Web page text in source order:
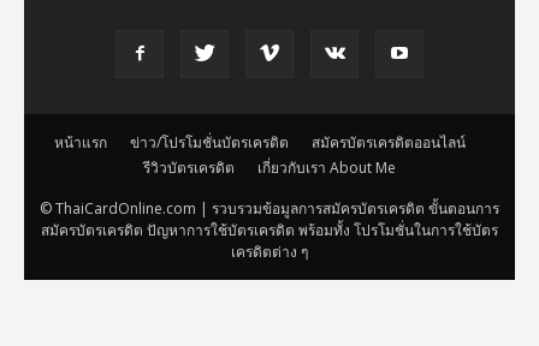
หน้าแรก ข่าว/โปรโมชั่นบัตรเครดิต
สมัครบัตรเครดิตออนไลน์
รีวิวบัตรเครดิต
เกี่ยวกับเรา About Me
© ThaiCardOnline.com | รวบรวมข้อมูลการสมัครบัตรเครดิต ขั้นตอนการ
สมัครบัตรเครดิต ปัญหาการใช้บัตรเครดิต พร้อมทั้ง โปรโมชั่นในการใช้บัตร
เครดิตต่าง ๆ